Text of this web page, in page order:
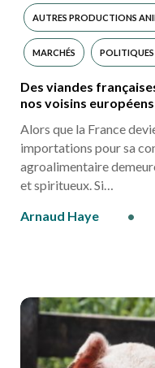
AUTRES PRODUCTIONS
MARCHÉS POLITIQUES
Des viandes
nos voisins européens
Alors que la France
importations pour sa
agroalimentaire
et spiritueux. Si…
Arnaud Haye
•